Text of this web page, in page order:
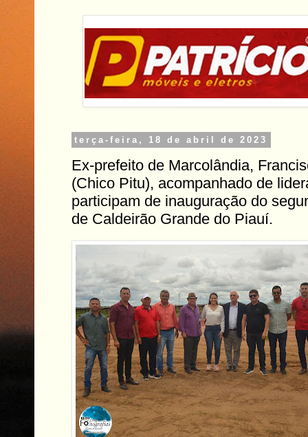
terça-feira, 18 de abril de 2023
Ex-prefeito de Marcolândia,
(Chico Pitu), acompanhado de
participam de inauguração do
de Caldeirão Grande do Piauí.